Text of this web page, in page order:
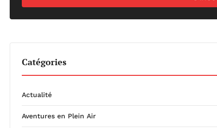
Catégories
Actualité
Aventures en Plein Air